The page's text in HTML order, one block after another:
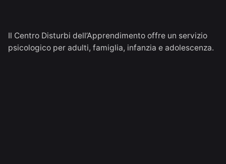
Il Centro Disturbi dell’Apprendimento offre un servizio
psicologico per adulti, famiglia, infanzia e adolescenza.